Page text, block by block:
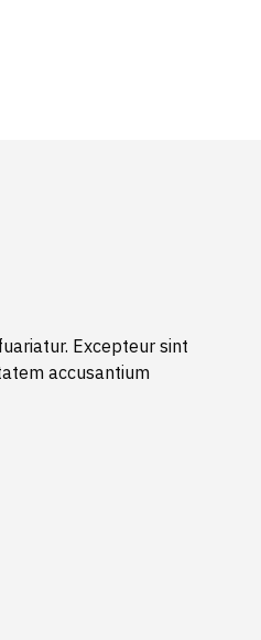
Excepteur sint
accusantium